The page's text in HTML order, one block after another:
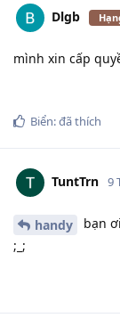
Dlgb
mình xin cấp
Biển:đã thích
TuntTrn 9
handy
bạn
;_;